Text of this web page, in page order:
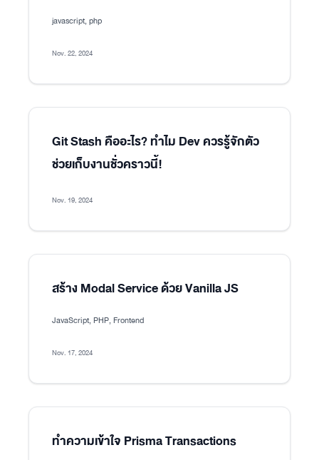
javascript, php
Nov. 22, 2024
Git Stash คืออะไร? ทำไม Dev ควรรู้จักตัว
ช่วยเก็บงานชั่วคราวนี้!
Nov. 19, 2024
สร้าง Modal Service ด้วย Vanilla JS
JavaScript, PHP, Frontend
Nov. 17, 2024
ทำความเข้าใจ Prisma Transactions